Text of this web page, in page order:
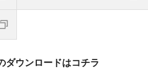
ダウンロードはコチラ